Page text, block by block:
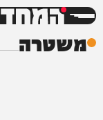
המחדש
משטרה